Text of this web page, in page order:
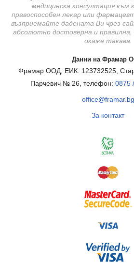
медицинска консултация към
правоспособен лекар или
възприемайте дадената Ви чрез
абсолютно достоверна и
окаже такава.
Данни на Фрамар
Фрамар ООД, ЕИК: 123732525,
Парчевич № 26, телефон: 0875
office@framar.bg
За контакт